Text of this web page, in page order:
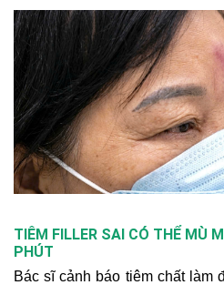
TIÊM FILLER SAI CÓ THỂ MÙ
PHÚT
Bác sĩ cảnh báo tiêm chất làm